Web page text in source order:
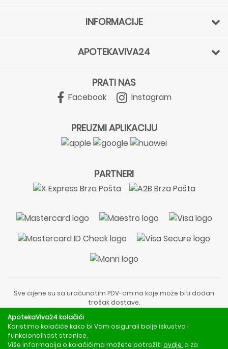
INFORMACIJE
APOTEKAVIVA24
PRATI NAS
Facebook Instagram
PREUZMI APLIKACIJU
PARTNERI
Sve cijene su sa uračunatim PDV-om na koje može biti dodan
trošak dostave.
liječnički pregled ili savjet farmaceuta.
Za obavijesti o mjerama opreza, rizicima i nuspojavama
obratite se svom liječniku ili farmaceutu.
ApotekaViva24 kolačići
Koristimo kolačiće kako bi Vam osigurali bolje iskustvo i
funkcionalnost stranice.
Više informacija o kolačićima možete potražiti ovdje , a za